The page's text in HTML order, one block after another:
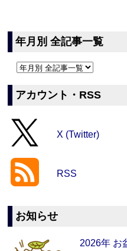
年月別 全記事一覧
アカウント・RSS
X (Twitter)
RSS
お知らせ
2026年 お